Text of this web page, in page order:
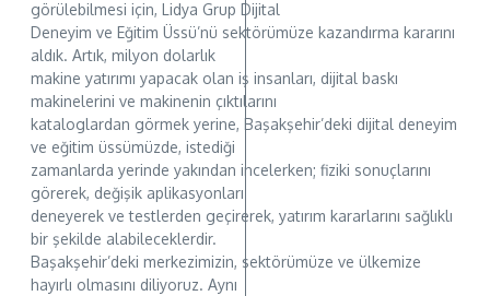
görülebilmesi için, Lidya Grup Dijital
Deneyim ve Eğitim Üssü’nü sektörümüze kazandırma kararını
aldık. Artık, milyon dolarlık
makine yatırımı yapacak olan iş insanları, dijital baskı
makinelerini ve makinenin çıktılarını
kataloglardan görmek yerine, Başakşehir’deki dijital deneyim
ve eğitim üssümüzde, istediği
zamanlarda yerinde yakından incelerken; fiziki sonuçlarını
görerek, değişik aplikasyonları
deneyerek ve testlerden geçirerek, yatırım kararlarını sağlıklı
bir şekilde alabileceklerdir.
Başakşehir’deki merkezimizin, sektörümüze ve ülkemize
hayırlı olmasını diliyoruz. Aynı